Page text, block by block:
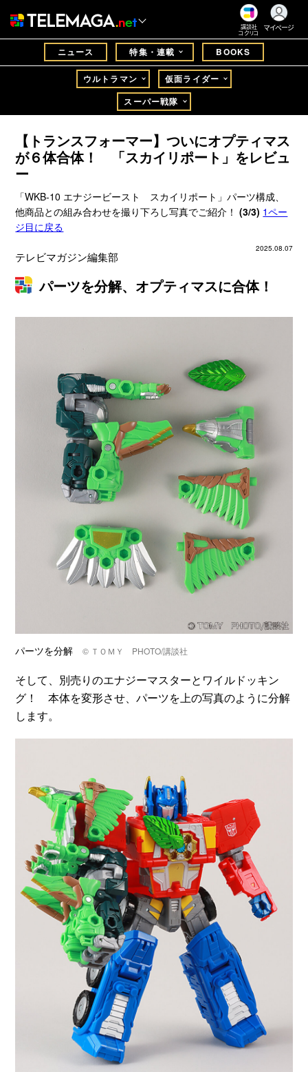
講談社
コクリコ
マイページ
ニュース 特集・連載 BOOKS
ウルトラマン
仮面ライダー
スーパー戦隊
【トランスフォーマー】ついにオプティマス
が６体合体！ 「スカイリポート」をレビュ
ー
「WKB-10 エナジービースト スカイリポート」パーツ構成、
他商品との組み合わせを撮り下ろし写真でご紹介！(3/3) 1ペー
ジ目に戻る
2025.08.07
テレビマガジン編集部
パーツを分解、オプティマスに合体！
パーツを分解© ＴＯＭＹ PHOTO/講談社
そして、別売りのエナジーマスターとワイルドッキン
グ！ 本体を変形させ、パーツを上の写真のように分解
します。